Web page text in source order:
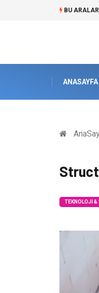
BU
ANASAYFA
TEKNOLOJI &